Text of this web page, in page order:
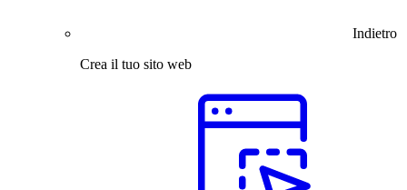
Indietro
Crea il tuo sito web